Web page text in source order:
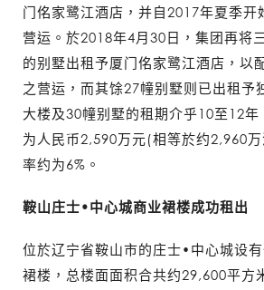
门佲家鹭江酒店，并自2017年夏季开
营运。於2018年4月30日，集团再将
的别墅出租予厦门佲家鹭江酒店，以
之营运，而其馀27幢别墅则已出租予
大楼及30幢别墅的租期介乎10至12年
为人民币2,590万元(相等於约2,960
率约为6%。
鞍山庄士•中心城商业裙楼成功租出
位於辽宁省鞍山市的庄士•中心城设
裙楼，总楼面面积合共约29,600平方